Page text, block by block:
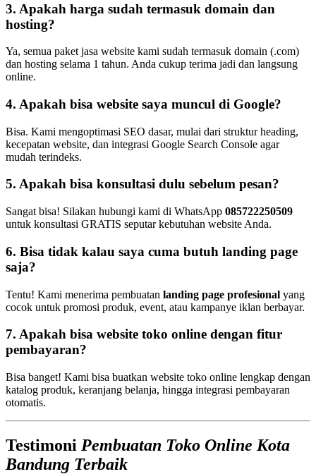
3. Apakah harga sudah termasuk domain dan
hosting?
Ya, semua paket jasa website kami sudah termasuk domain (.com)
dan hosting selama 1 tahun. Anda cukup terima jadi dan langsung
online.
4. Apakah bisa website saya muncul di Google?
Bisa. Kami mengoptimasi SEO dasar, mulai dari struktur heading,
kecepatan website, dan integrasi Google Search Console agar
mudah terindeks.
5. Apakah bisa konsultasi dulu sebelum pesan?
Sangat bisa! Silakan hubungi kami di WhatsApp 085722250509
untuk konsultasi GRATIS seputar kebutuhan website Anda.
6. Bisa tidak kalau saya cuma butuh landing page
saja?
Tentu! Kami menerima pembuatan landing page profesional yang
cocok untuk promosi produk, event, atau kampanye iklan berbayar.
7. Apakah bisa website toko online dengan fitur
pembayaran?
Bisa banget! Kami bisa buatkan website toko online lengkap dengan
katalog produk, keranjang belanja, hingga integrasi pembayaran
otomatis.
Testimoni Pembuatan Toko Online Kota
Bandung Terbaik